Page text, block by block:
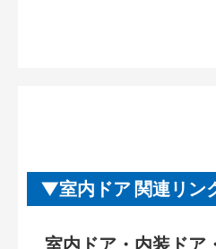
室内ドア 関連リン